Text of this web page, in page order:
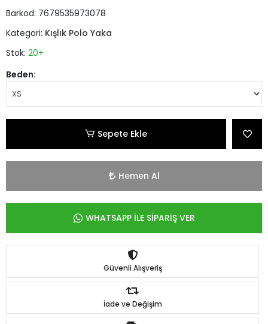
Barkod: 7679535973078
Kategori: Kışlık Polo Yaka
Stok: 20+
Beden:
Sepete Ekle
Hemen Al
WHATSAPP İLE SİPARİŞ VER
Güvenli Alışveriş
İade ve Değişim